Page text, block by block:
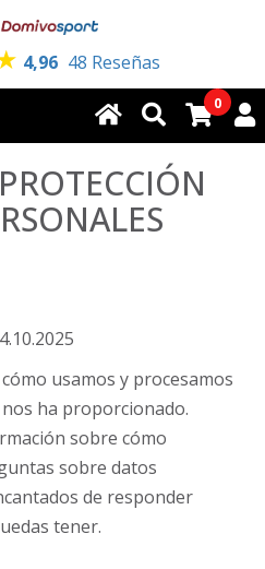
4,96 48 Reseñas
0
usamos y procesamos
ha proporcionado.
sobre cómo
sobre datos
de responder
tener.